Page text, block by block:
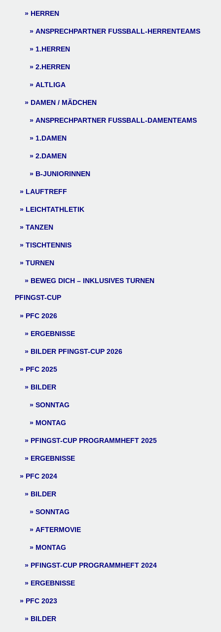
HERREN
ANSPRECHPARTNER FUSSBALL-HERRENTEAMS
1.HERREN
2.HERREN
ALTLIGA
DAMEN / MÄDCHEN
ANSPRECHPARTNER FUSSBALL-DAMENTEAMS
1.DAMEN
2.DAMEN
B-JUNIORINNEN
LAUFTREFF
LEICHTATHLETIK
TANZEN
TISCHTENNIS
TURNEN
BEWEG DICH – INKLUSIVES TURNEN
PFINGST-CUP
PFC 2026
ERGEBNISSE
BILDER PFINGST-CUP 2026
PFC 2025
BILDER
SONNTAG
MONTAG
PFINGST-CUP PROGRAMMHEFT 2025
ERGEBNISSE
PFC 2024
BILDER
SONNTAG
AFTERMOVIE
MONTAG
PFINGST-CUP PROGRAMMHEFT 2024
ERGEBNISSE
PFC 2023
BILDER